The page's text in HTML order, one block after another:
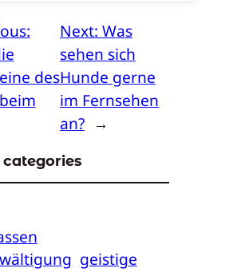
des
Next: Was
sehen sich
Hunde gerne
im Fernsehen
an? →
geistige